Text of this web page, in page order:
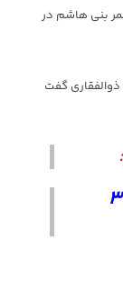
بنی هاشم در
شهید ذوالفقاری گفت
حل مشکل بی‌آبی و بیکاری ۳